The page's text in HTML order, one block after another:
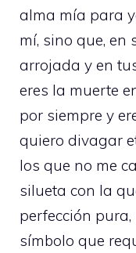
alma mía para
mí, sino que, en
arrojada y en
eres la muerte
por siempre y
quiero divagar
los que no me
silueta con la
perfección pura,
símbolo que